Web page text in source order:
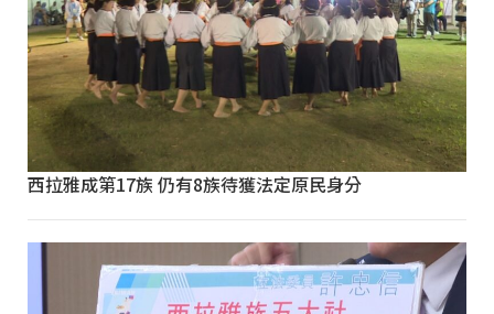
西拉雅成第17族 仍有8族待獲法定原民身分